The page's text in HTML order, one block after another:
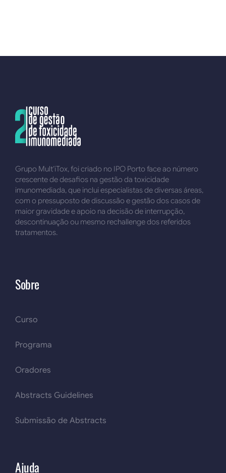
Grupo Mult’iTox, foi criado no IPO Porto face ao número
crescente de desafios na gestão da toxicidade
imunomediada, que inclui especialistas de diversas áreas,
com o pressuposto de discussão e gestão dos casos de
maior gravidade e apoio na decisão de interrupção,
descontinuação ou mesmo rechallenge dos referidos
tratamentos.
Sobre
Curso
Programa
Oradores
Abstracts Guidelines
Submissão de Abstracts
Ajuda